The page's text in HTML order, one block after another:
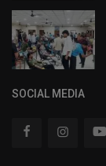
SOCIAL MEDIA